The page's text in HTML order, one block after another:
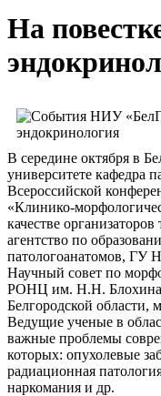
На
В середине октября в
университете кафедра
Всероссийской
«Клинико-
качестве
агентство по
патологоанатомов,
Научный совет по
РОНЦ им. Н.Н. Блохина
Белгородской области,
Ведущие ученые в
важные проблемы
которых: опухолевые
радиационная
наркомания и др.